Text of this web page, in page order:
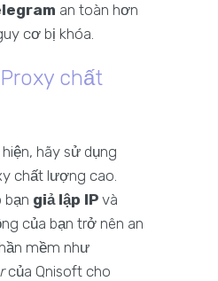
an toàn hơn
cơ bị khóa.
chất
hãy sử dụng
chất lượng cao.
bạn giả lập IP và
của bạn trở nên an
mềm như
của Qnisoft cho